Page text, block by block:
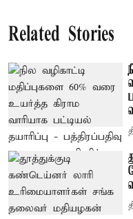
Related Stories